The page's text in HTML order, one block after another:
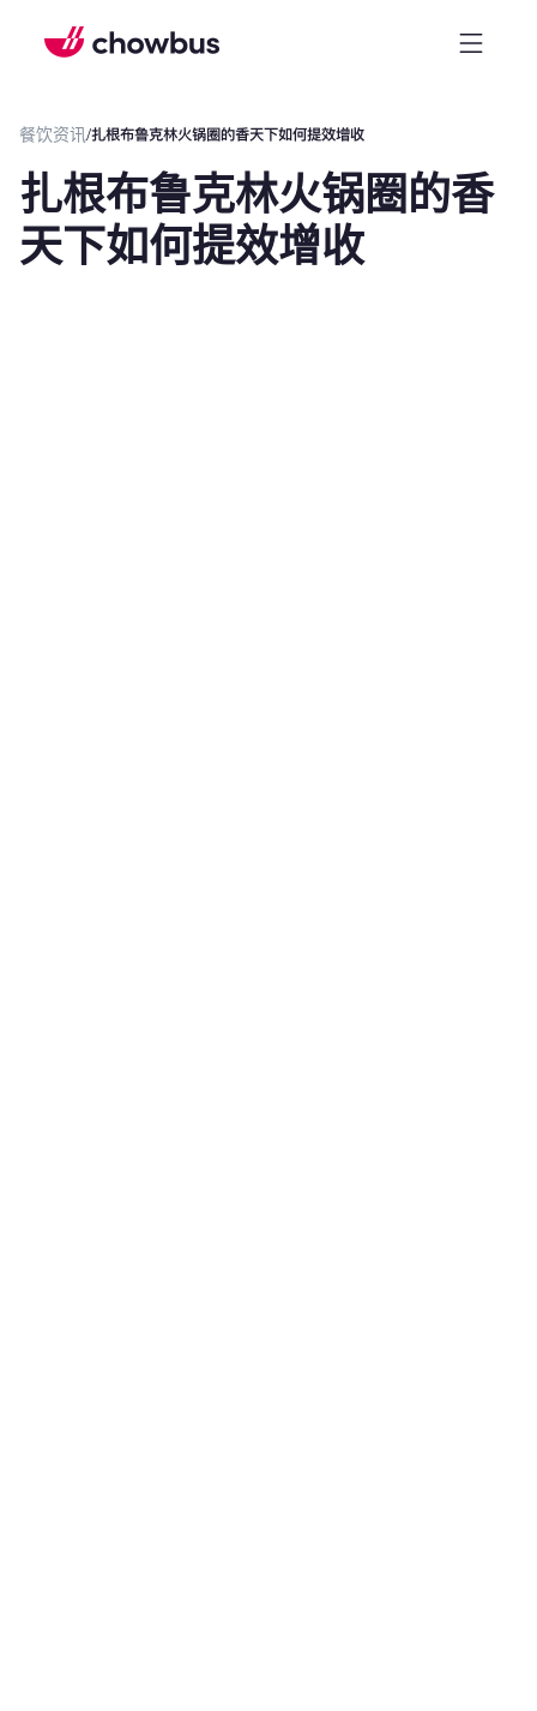
餐饮资讯/扎根布鲁克林火锅圈的香天下如何提效增收
扎根布鲁克林火锅圈的香
天下如何提效增收